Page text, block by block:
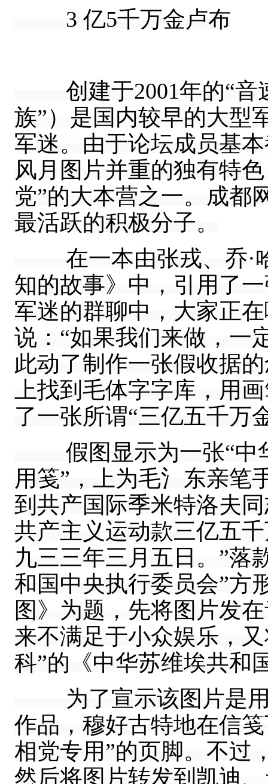
3 亿5千万金卢布
创建于2001年的“音速
族”）是国内较早的大型
军迷。由于论坛成员基
风月图片并重的独有特
党”的大本营之一。成都
最活跃的积极分子。
在一本由张戎、乔·
知的故事》中，引用了
军迷的群聊中，大家正
说：“如果我们来做，一
此动了制作一张假收据
上找到毛体字字库，用
了一张所谓“三亿五千万
假图显示为一张“中
用笺”，上为毛氵东亲笔
到共产国际季米特洛夫
共产主义运动款三亿五
九三三年三月五日。”落
和国中央执行委员会”方
图》为题，先将图片发
来不满足于小众娱乐，
科”的《中华苏维埃共和
为了宣示该图片是用
作品，穆好古特地在信
相党专用”的页脚。不过
然后将图片转发到凯迪